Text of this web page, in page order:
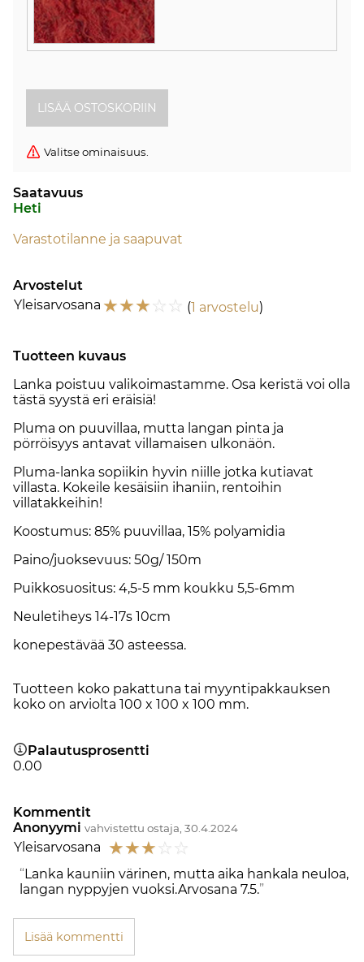
Valitse ominaisuus.
Saatavuus
Heti
Varastotilanne ja saapuvat
Arvostelut
Yleisarvosana ☆☆☆☆ ☆ (1 arvostelu)
Tuotteen kuvaus
Lanka poistuu valikoimastamme. Osa keristä voi olla
tästä syystä eri eräisiä!
Pluma on puuvillaa, mutta langan pinta ja
pörröisyys antavat villamaisen ulkonäön.
Pluma-lanka sopiikin hyvin niille jotka kutiavat
villasta. Kokeile kesäisiin ihaniin, rentoihin
villatakkeihin!
Koostumus: 85% puuvillaa, 15% polyamidia
Paino/juoksevuus: 50g/ 150m
Puikkosuositus: 4,5-5 mm koukku 5,5-6mm
Neuletiheys 14-17s 10cm
konepestävää 30 asteessa.
Tuotteen koko pakattuna tai myyntipakkauksen
koko on arviolta 100 x 100 x 100 mm.
Palautusprosentti
0.00
Kommentit
Anonyymi vahvistettu ostaja, 30.4.2024
Yleisarvosana ☆☆☆☆ ☆
Lanka kauniin värinen, mutta aika hankala neuloa,
langan nyppyjen vuoksi.Arvosana 7.5.
Lisää kommentti